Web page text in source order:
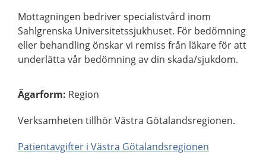
Mottagningen bedriver specialistvård inom
Sahlgrenska Universitetssjukhuset. För bedömning
eller behandling önskar vi remiss från läkare för att
underlätta vår bedömning av din skada/sjukdom.
Ägarform: Region
Verksamheten tillhör Västra Götalandsregionen.
Patientavgifter i Västra Götalandsregionen